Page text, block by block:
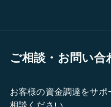
ご相談・お問い合
お客様の資金調達をサ
相談ください。